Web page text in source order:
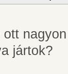
ott
jártok?